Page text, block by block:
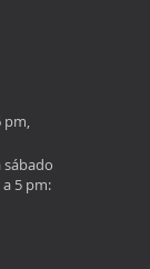
pm,
sábado
5 pm: